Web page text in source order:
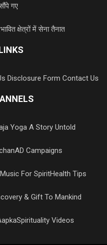
गए
क्षेत्रों में सेना तैनात
Disclosure Form Contact Us
Yoga A Story Untold
AD Campaigns
Music For SpiritHealth Tips
& Gift To Mankind
Spirituality Videos